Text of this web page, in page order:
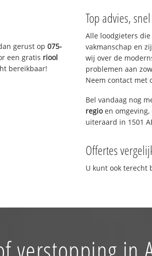
gerust op075-
een gratis riool
bereikbaar!
Top advies,
Alle loodgieters
vakmanschap en
wij over de
problemen aan
Neem contact met
Bel vandaag nog
regioen omgeving,
uiteraard in 1501
Offertes
U kunt ook terecht